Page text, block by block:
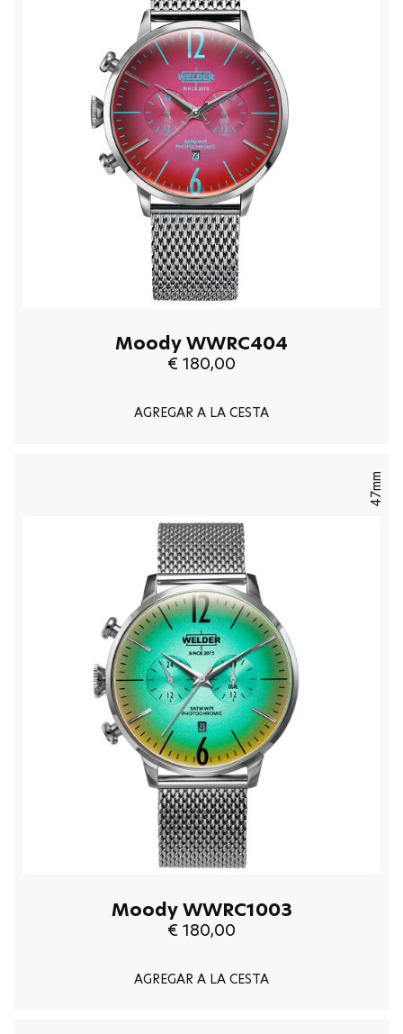
Moody WWRC404
€ 180,00
AGREGAR A LA CESTA
47mm
Moody WWRC1003
€ 180,00
AGREGAR A LA CESTA